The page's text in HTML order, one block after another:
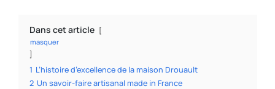
Dans cet article
masquer
1 L’histoire d’excellence de la maison Drouault
2 Un savoir-faire artisanal made in France